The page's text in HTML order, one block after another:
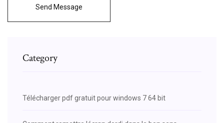
Send Message
Category
Télécharger pdf gratuit pour windows 7 64 bit